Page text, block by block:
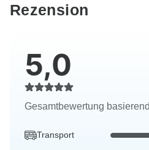
Rezension
5,0
Gesamtbewertung
Transport